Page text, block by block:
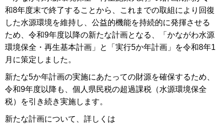
和8年度末で終了することから、これまでの取組により回復
した水源環境を維持し、公益的機能を持続的に発揮させる
ため、令和9年度以降の新たな計画となる、「かながわ水源
環境保全・再生基本計画」と「実行5か年計画」を令和8年1
月に策定しました。
新たな5か年計画の実施にあたっての財源を確保するため、
令和9年度以降も、個人県民税の超過課税（水源環境保全
税）を引き続き実施します。
新たな計画について、詳しくは